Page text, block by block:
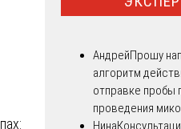
АндрейПрошу
алгоритм
отправке пробы
проведения
Нина